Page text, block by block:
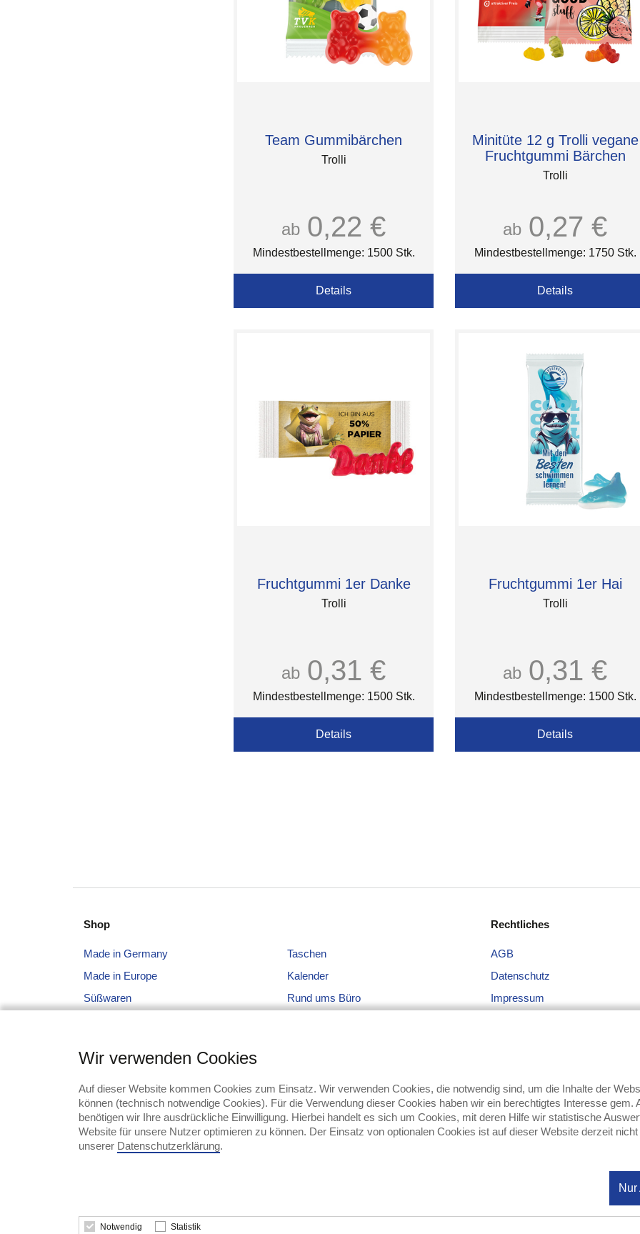
Team Gummibärchen
Trolli
ab 0,22 €
Mindestbestellmenge: 1500 Stk.
Details
Minitüte 12 g Trolli vegane
Fruchtgummi Bärchen
Trolli
ab 0,27 €
Mindestbestellmenge: 1750 Stk.
Details
Fruchtgummi 1er Danke
Trolli
ab 0,31 €
Mindestbestellmenge: 1500 Stk.
Details
Fruchtgummi 1er Hai
Trolli
ab 0,31 €
Mindestbestellmenge: 1500 Stk.
Details
Shop
Made in Germany
Made in Europe
Süßwaren
Technik
Werkzeuge + Messer
Schirme
Taschen
Kalender
Rund ums Büro
Rechtliches
AGB
Datenschutz
Impressum
Wir verwenden Cookies
Auf dieser Website kommen Cookies zum Einsatz. Wir verwenden Cookies, die notwendig sind, um die Inhalte der
können (technisch notwendige Cookies). Für die Verwendung dieser Cookies haben wir ein berechtigtes Interesse
benötigen wir Ihre ausdrückliche Einwilligung. Hierbei handelt es sich um Cookies, mit deren Hilfe wir statistische
Website für unsere Nutzer optimieren zu können. Der Einsatz von optionalen Cookies ist auf dieser Website derzeit
unserer Datenschutzerklärung.
Notwendig Statistik